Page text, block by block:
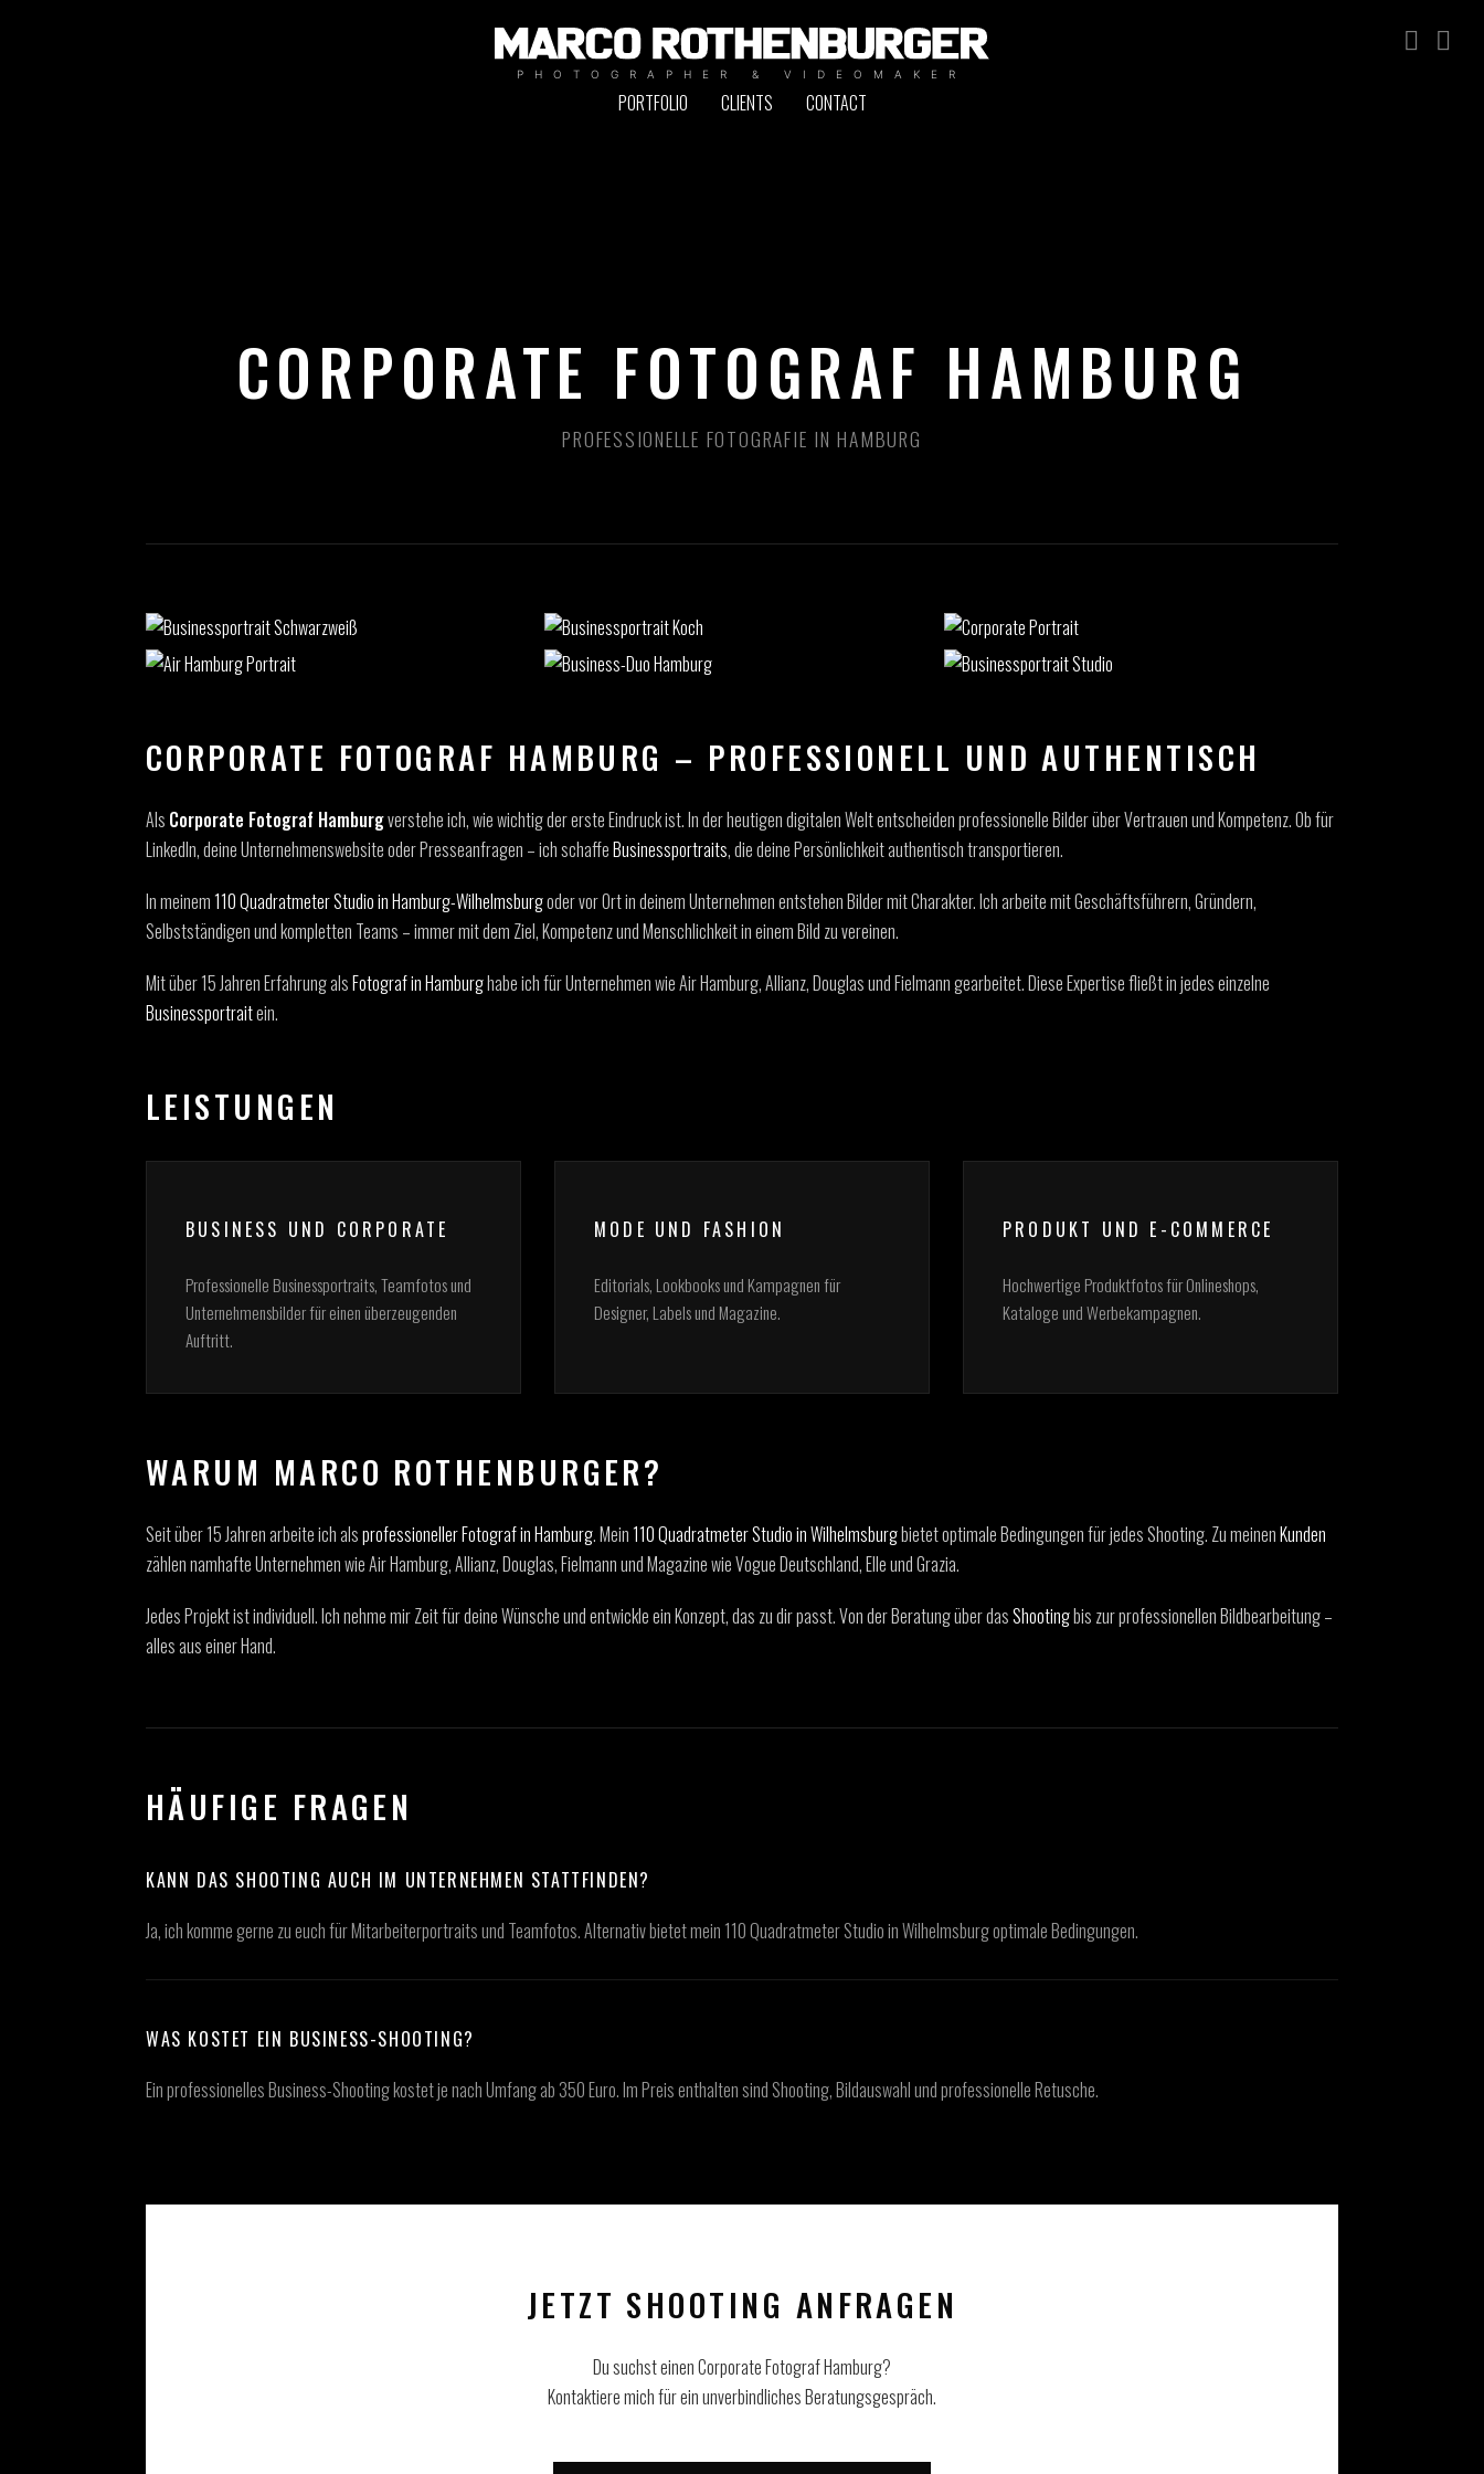
PHOTOGRAPHER & VIDEOMAKER
PORTFOLIO CLIENTS CONTACT
CORPORATE FOTOGRAF HAMBURG
PROFESSIONELLE FOTOGRAFIE IN HAMBURG
CORPORATE FOTOGRAF HAMBURG – PROFESSIONELL UND AUTHENTISCH
Als Corporate Fotograf Hamburgverstehe ich, wie wichtig der erste Eindruck ist. In der heutigen digitalen Welt entscheiden professionelle Bilder über Vertrauen und Kompetenz. Ob für
LinkedIn, deine Unternehmenswebsite oder Presseanfragen – ich schaffeBusinessportraits, die deine Persönlichkeit authentisch transportieren.
In meinem110 Quadratmeter Studio in Hamburg-Wilhelmsburgoder vor Ort in deinem Unternehmen entstehen Bilder mit Charakter. Ich arbeite mit Geschäftsführern, Gründern,
Selbstständigen und kompletten Teams – immer mit dem Ziel, Kompetenz und Menschlichkeit in einem Bild zu vereinen.
Mit über 15 Jahren Erfahrung alsFotograf in Hamburghabe ich für Unternehmen wie Air Hamburg, Allianz, Douglas und Fielmann gearbeitet. Diese Expertise fließt in jedes einzelne
Businessportraitein.
LEISTUNGEN
BUSINESS UND CORPORATE
Professionelle Businessportraits, Teamfotos und
Unternehmensbilder für einen überzeugenden
Auftritt.
MODE UND FASHION
Editorials, Lookbooks und Kampagnen für
Designer, Labels und Magazine.
PRODUKT UND E-COMMERCE
Hochwertige Produktfotos für Onlineshops,
Kataloge und Werbekampagnen.
WARUM MARCO ROTHENBURGER?
Seit über 15 Jahren arbeite ich alsprofessioneller Fotograf in Hamburg. Mein110 Quadratmeter Studio in Wilhelmsburgbietet optimale Bedingungen für jedes Shooting. Zu meinenKunden
zählen namhafte Unternehmen wie Air Hamburg, Allianz, Douglas, Fielmann und Magazine wie Vogue Deutschland, Elle und Grazia.
Jedes Projekt ist individuell. Ich nehme mir Zeit für deine Wünsche und entwickle ein Konzept, das zu dir passt. Von der Beratung über dasShootingbis zur professionellen Bildbearbeitung –
alles aus einer Hand.
HÄUFIGE FRAGEN
KANN DAS SHOOTING AUCH IM UNTERNEHMEN STATTFINDEN?
Ja, ich komme gerne zu euch für Mitarbeiterportraits und Teamfotos. Alternativ bietet mein 110 Quadratmeter Studio in Wilhelmsburg optimale Bedingungen.
WAS KOSTET EIN BUSINESS-SHOOTING?
Ein professionelles Business-Shooting kostet je nach Umfang ab 350 Euro. Im Preis enthalten sind Shooting, Bildauswahl und professionelle Retusche.
JETZT SHOOTING ANFRAGEN
Du suchst einen Corporate Fotograf Hamburg?
Kontaktiere mich für ein unverbindliches Beratungsgespräch.